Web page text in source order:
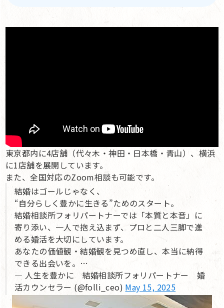
東京都内に4店舗（代々木・神田・日本橋・青山）、横浜
に1店舗を展開しています。
また、全国対応のZoom相談も可能です。
結婚はゴールじゃなく、
“自分らしく豊かに生きる”ためのスタート。
結婚相談所フォリパートナーでは「本質と本音」に
寄り添い、一人で抱え込まず、プロと二人三脚で進
める婚活を大切にしています。
あなたの価値観・結婚観を見つめ直し、本当に納得
できる出会いを。…
— 人生を豊かに 結婚相談所フォリパートナー 婚
活カウンセラー (@folli_ceo) May 15, 2025